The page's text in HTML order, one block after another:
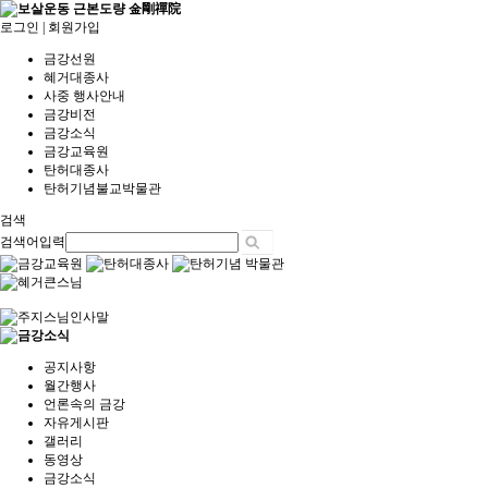
로그인 회원가입
금강선원
혜거대종사
사중 행사안내
금강비전
금강소식
금강교육원
탄허대종사
탄허기념불교박물관
검색
검색어입력
공지사항
월간행사
언론속의 금강
자유게시판
갤러리
동영상
금강소식